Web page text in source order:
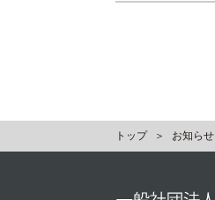
トップ お知らせ